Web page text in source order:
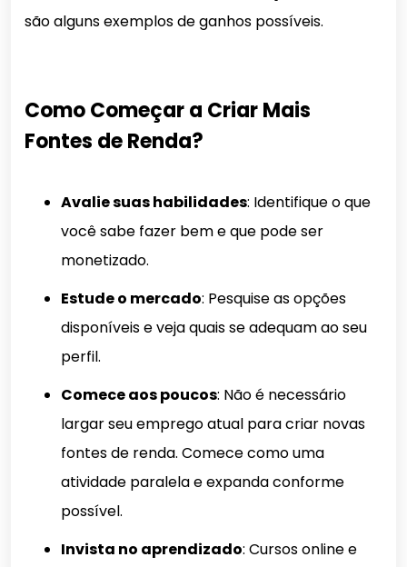
são alguns exemplos de ganhos possíveis.
Como Começar a Criar Mais
Fontes de Renda?
Avalie suas habilidades: Identifique o que
você sabe fazer bem e que pode ser
monetizado.
Estude o mercado: Pesquise as opções
disponíveis e veja quais se adequam ao seu
perfil.
Comece aos poucos: Não é necessário
largar seu emprego atual para criar novas
fontes de renda. Comece como uma
atividade paralela e expanda conforme
possível.
Invista no aprendizado: Cursos online e